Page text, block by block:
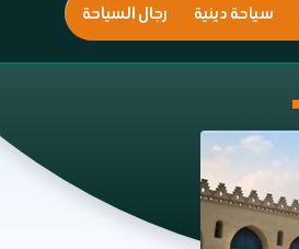
سياحة دينية رجال السياحة